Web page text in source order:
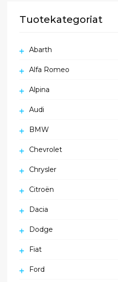
Tuotekategoriat
Abarth
Alfa Romeo
Alpina
Audi
BMW
Chevrolet
Chrysler
Citroën
Dacia
Dodge
Fiat
Ford